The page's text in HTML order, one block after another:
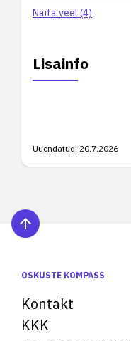
Näita veel (4)
Lisainfo
Uuendatud: 20.7.2026
OSKUSTE KOMPASS
Kontakt
KKK